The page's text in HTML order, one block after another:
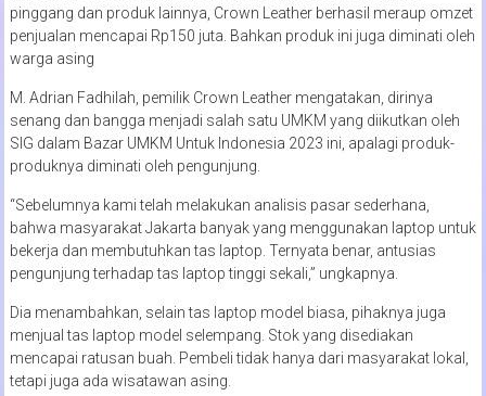
pinggang dan produk lainnya, Crown Leather berhasil meraup omzet
penjualan mencapai Rp150 juta. Bahkan produk ini juga diminati oleh
warga asing
M. Adrian Fadhilah, pemilik Crown Leather mengatakan, dirinya
senang dan bangga menjadi salah satu UMKM yang diikutkan oleh
SIG dalam Bazar UMKM Untuk Indonesia 2023 ini, apalagi produk-
produknya diminati oleh pengunjung.
“Sebelumnya kami telah melakukan analisis pasar sederhana,
bahwa masyarakat Jakarta banyak yang menggunakan laptop untuk
bekerja dan membutuhkan tas laptop. Ternyata benar, antusias
pengunjung terhadap tas laptop tinggi sekali,” ungkapnya.
Dia menambahkan, selain tas laptop model biasa, pihaknya juga
menjual tas laptop model selempang. Stok yang disediakan
mencapai ratusan buah. Pembeli tidak hanya dari masyarakat lokal,
tetapi juga ada wisatawan asing.